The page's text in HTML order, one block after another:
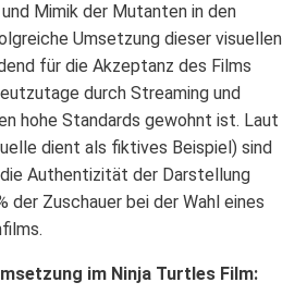
Mimik der Mutanten in den
Umsetzung dieser visuellen
für die Akzeptanz des Films
durch Streaming und
hohe Standards gewohnt ist. Laut
dient als fiktives Beispiel) sind
Authentizität der Darstellung
der Zuschauer bei der Wahl eines
im Ninja Turtles Film: